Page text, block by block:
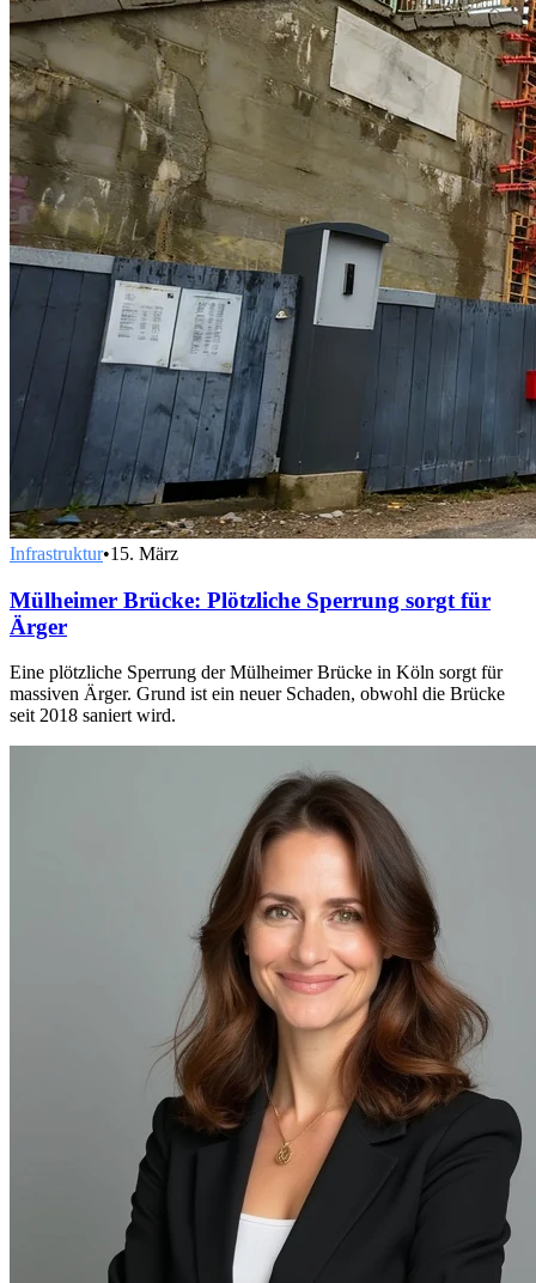
Infrastruktur•15. März
Mülheimer Brücke: Plötzliche Sperrung sorgt für
Ärger
Eine plötzliche Sperrung der Mülheimer Brücke in Köln sorgt für
massiven Ärger. Grund ist ein neuer Schaden, obwohl die Brücke
seit 2018 saniert wird.